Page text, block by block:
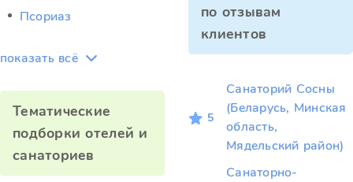
Псориаз
показать всё
Тематические
подборки отелей и
санаториев
по отзывам
клиентов
5
Санаторий Сосны
(Беларусь, Минская
область,
Мядельский район)
Санаторно-